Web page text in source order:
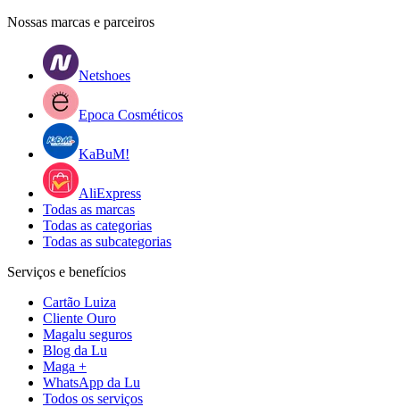
Nossas marcas e parceiros
Netshoes
Epoca Cosméticos
KaBuM!
AliExpress
Todas as marcas
Todas as categorias
Todas as subcategorias
Serviços e benefícios
Cartão Luiza
Cliente Ouro
Magalu seguros
Blog da Lu
Maga +
WhatsApp da Lu
Todos os serviços